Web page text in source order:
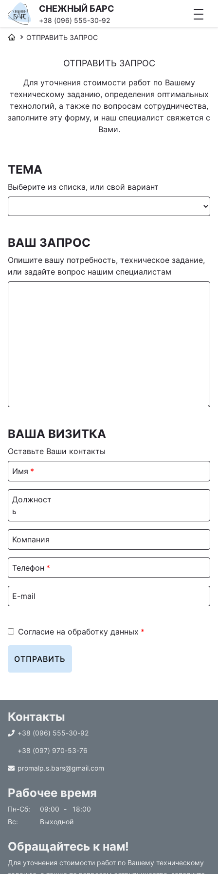
СНЕЖНЫЙ БАРС
+38 (096) 555-30-92
ОТПРАВИТЬ ЗАПРОС
ОТПРАВИТЬ ЗАПРОС
Для уточнения стоимости работ по Вашему
техническому заданию, определения оптимальных
технологий, а также по вопросам сотрудничества,
заполните эту форму, и наш специалист свяжется с
Вами.
ТЕМА
Выберите из списка, или свой вариант
ВАШ ЗАПРОС
Опишите вашу потребность, техническое задание,
или задайте вопрос нашим специалистам
ВАША ВИЗИТКА
Оставьте Ваши контакты
Имя
Должност
ь
Компания
Телефон
E-mail
Согласие на обработку данных
ОТПРАВИТЬ
Контакты
+38 (096) 555-30-92
+38 (097) 970-53-76
promalp.s.bars@gmail.com
Рабочее время
Пн-Сб 09:00 -
18:00
Вс
Выходной
Обращайтесь к нам!
Для уточнения стоимости работ по Вашему техническому